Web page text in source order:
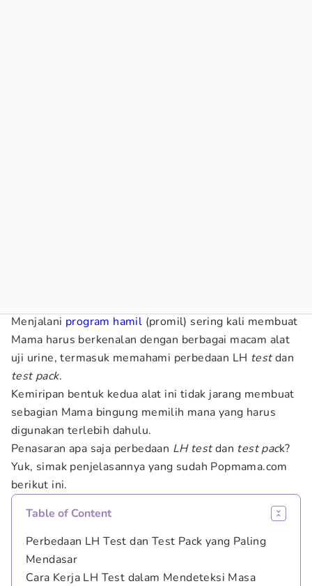
Menjalani program hamil (promil) sering kali membuat
Mama harus berkenalan dengan berbagai macam alat
uji urine, termasuk memahami perbedaan LH testdan
test pack.
Kemiripan bentuk kedua alat ini tidak jarang membuat
sebagian Mama bingung memilih mana yang harus
digunakan terlebih dahulu.
Penasaran apa saja perbedaan LH testdan test pack?
Yuk, simak penjelasannya yang sudah Popmama.com
berikut ini.
Table of Content
Perbedaan LH Test dan Test Pack yang Paling
Mendasar
Cara Kerja LH Test dalam Mendeteksi Masa